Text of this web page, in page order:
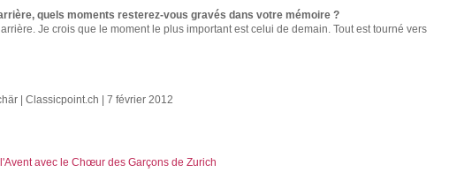
quels moments resterez-vous gravés dans votre mémoire ?
Je crois que le moment le plus important est celui de demain. Tout est tourné vers
| Classicpoint.ch | 7 février 2012
avec le Chœur des Garçons de Zurich